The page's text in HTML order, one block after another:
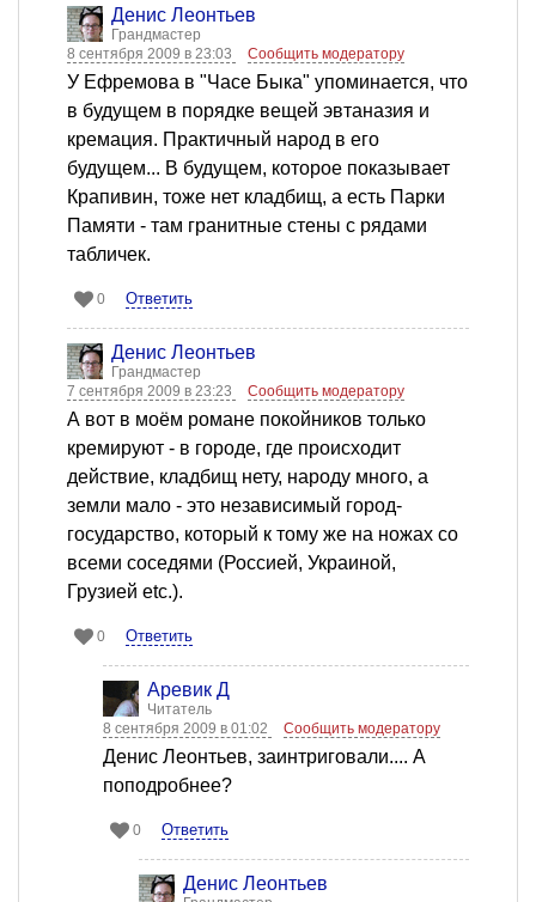
Денис Леонтьев
Грандмастер
8 сентября 2009 в 23:03
Сообщить модератору
У Ефремова в "Часе Быка" упоминается, что
в будущем в порядке вещей эвтаназия и
кремация. Практичный народ в его
будущем... В будущем, которое показывает
Крапивин, тоже нет кладбищ, а есть Парки
Памяти - там гранитные стены с рядами
табличек.
0 Ответить
Денис Леонтьев
Грандмастер
7 сентября 2009 в 23:23
Сообщить модератору
А вот в моём романе покойников только
кремируют - в городе, где происходит
действие, кладбищ нету, народу много, а
земли мало - это независимый город-
государство, который к тому же на ножах со
всеми соседями (Россией, Украиной,
Грузией etc.).
0 Ответить
Аревик Д
Читатель
8 сентября 2009 в 01:02
Сообщить модератору
Денис Леонтьев, заинтриговали.... А
поподробнее?
0 Ответить
Денис Леонтьев